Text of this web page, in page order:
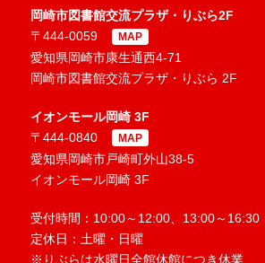
岡崎市図書館交流プラザ・りぶら2F
〒444-0059
MAP
愛知県岡崎市康生通西4-71
岡崎市図書館交流プラザ・りぶら 2F
イオンモール岡崎 3F
〒444-0840
MAP
愛知県岡崎市戸崎町外山38-5
イオンモール岡崎 3F
受付時間：10:00～12:00、13:00～16:30
定休日：土曜・日曜
※りぶらは水曜日全館休館につき休業